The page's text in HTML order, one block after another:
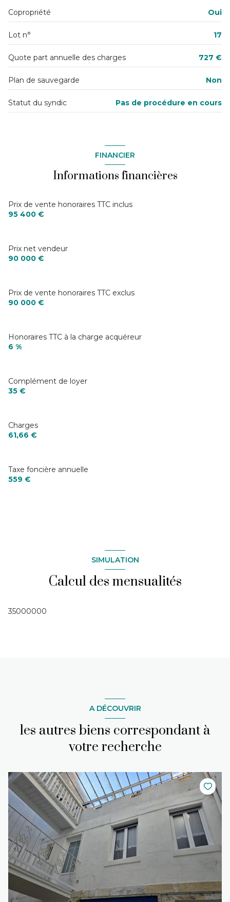
Copropriété
Oui
Lot n° 17
Quote part annuelle des charges 727 €
Plan de sauvegarde Non
Statut du syndic Pas de procédure en cours
FINANCIER
Informations financières
Prix de vente honoraires TTC inclus
95 400 €
Prix net vendeur
90 000 €
Prix de vente honoraires TTC exclus
90 000 €
Honoraires TTC à la charge acquéreur
6 %
Complément de loyer
35 €
Charges
61,66 €
Taxe foncière annuelle
559 €
SIMULATION
Calcul des mensualités
35000000
A DÉCOUVRIR
les autres biens correspondant à
votre recherche